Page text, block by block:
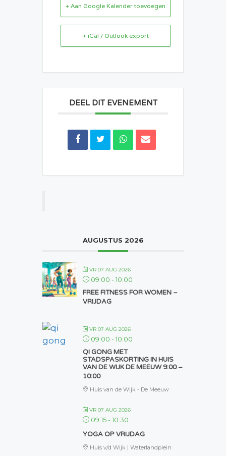
+ Aan Google Kalender toevoegen
+ iCal / Outlook export
DEEL DIT EVENEMENT
AUGUSTUS 2026
VR 07 AUG 2026
09:00 -10:00
FREE FITNESS FOR WOMEN –
VRIJDAG
VR 07 AUG 2026
09:00 -10:00
QI GONG MET
STADSPASKORTING IN HUIS
VAN DE WIJK DE MEEUW 9:00 –
10:00
Huis van de Wijk - De Meeuw
VR 07 AUG 2026
09:15-10:30
YOGA OP VRIJDAG
Huis v/d Wijk | Waterlandplein